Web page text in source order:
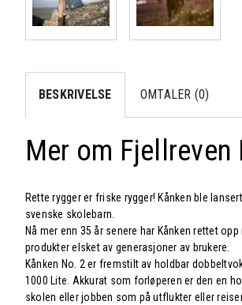
BESKRIVELSE OMTALER (0)
Mer om Fjellreven
Rette rygger er friske rygger! Kånken ble
svenske skolebarn.
Nå mer enn 35 år senere har Kånken rettet
produkter elsket av generasjoner av brukere.
Kånken No. 2 er fremstilt av holdbar
1000 Lite. Akkurat som forløperen er den en
skolen eller jobben som på utflukter eller